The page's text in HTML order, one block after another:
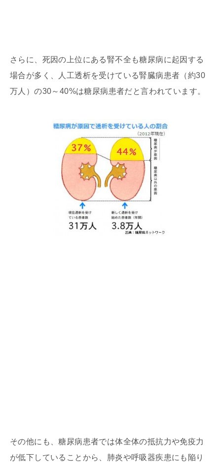
さらに、死因の上位にある腎不全も糖尿病に起因する
場合が多く、人工透析を受けている腎臓病患者（約30
万人）の30～40%は糖尿病患者だと言われています。
その他にも、糖尿病患者では体全体の抵抗力や免疫力
が低下していることから、肺炎や呼吸器疾患にも陥り